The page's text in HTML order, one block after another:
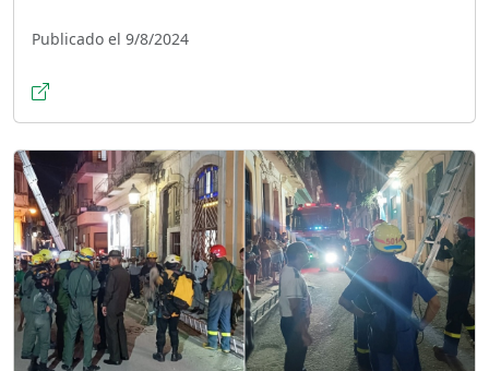
Publicado el 9/8/2024